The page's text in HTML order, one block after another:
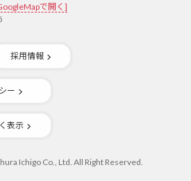
で開く]
採用情報
ー
表示
Ichigo Co., Ltd. All Right Reserved.